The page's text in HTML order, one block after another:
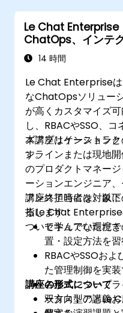
Le Chat Enterprise
ChatOps、インテ
管理制御
14 時間
Le Chat Enterpriseは
なChatOpsソリュー
が高くカスタマイズ
し、RBACやSSO、コ
ズアプリケーション
す。
本講座はインストラ
ンラインまたは現地
のプロダクトマネー
ーションエンジニア
アンス担当者を対象
るLe Chat Enterprise
ついて学んでいただ
講座終了時には、以
指します：
セキュアな環境
置・設定方法を
RBACやSSOお
た管理制御を実
各種エンタープ
ータストアとLe
講座の形式について
双方向型の講義